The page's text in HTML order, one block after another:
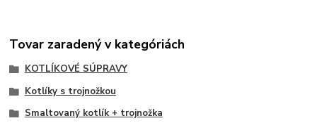
Tovar zaradený v kategóriách
KOTLÍKOVÉ SÚPRAVY
Kotlíky s trojnožkou
Smaltovaný kotlík + trojnožka